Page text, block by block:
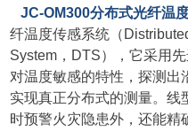
JC-OM300分布式光纤温
纤温度传感系统（
System，DTS），它采用
对温度敏感的特性，探测出
实现真正分布式的测量。线
时预警火灾隐患外，还能精